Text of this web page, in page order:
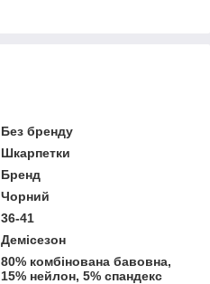
Без бренду
Шкарпетки
Бренд
Чорний
36-41
Демісезон
80% комбінована бавовна,
15% нейлон, 5% спандекс